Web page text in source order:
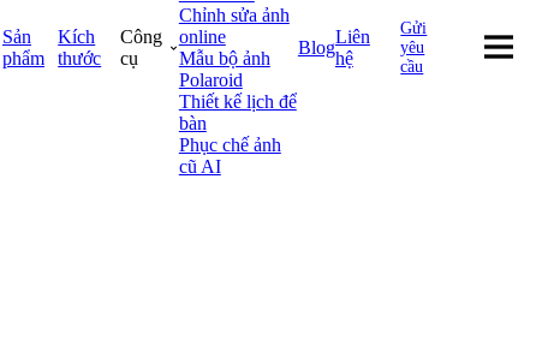
Sản
phẩm
Kích
thước
Công
cụ
Chỉnh sửa ảnh
online
Mẫu bộ ảnh
Polaroid
Thiết kế lịch để
bàn
Phục chế ảnh
cũ AI
Blog
Liên
hệ
Gửi
yêu
cầu